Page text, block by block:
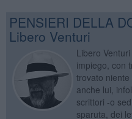
PENSIERI DELLA
Libero Venturi
Libero
impiego, con
trovato
anche lui,
scrittori -o
sparuta, dei